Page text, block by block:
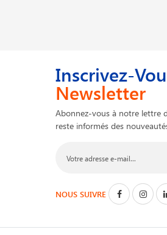
Inscrivez-
Newsletter
Abonnez-vous à notre lettre
reste informés des
NOUS SUIVRE